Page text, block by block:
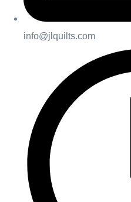
info@jlquilts.com